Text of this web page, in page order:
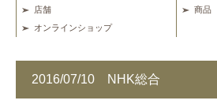
店舗
商品
オンラインショップ
2016/07/10 NHK総合